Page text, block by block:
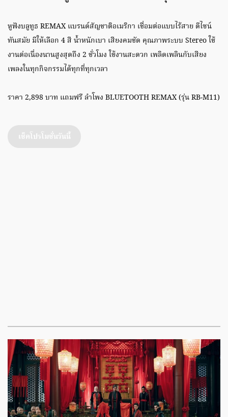
หูฟังบลูทูธ REMAX แบรนด์สัญชาติอเมริกา เชื่อมต่อแบบไร้สาย ดีไซน์
ทันสมัย มีให้เลือก 4 สี น้ำหนักเบา เสียงคมชัด คุณภาพระบบ Stereo ใช้
งานต่อเนื่องนานสูงสุดถึง 2 ชั่วโมง ใช้งานสะดวก เพลิดเพลินกับเสียง
เพลงในทุกกิจกรรมได้ทุกที่ทุกเวลา
ราคา 2,898 บาท แถมฟรี ลำโพง BLUETOOTH REMAX (รุ่น RB-M11)
เช็คโปรโมชั่นวันนี้